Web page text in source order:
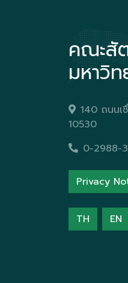
คณะสั
มหาวิ
140 ถนนเ
10530
0-2988-
Privacy
TH EN